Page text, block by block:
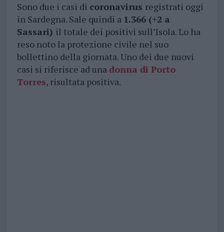
Sono due i casi di coronavirus registrati oggi
in Sardegna. Sale quindi a 1.366 (+2 a
Sassari) il totale dei positivi sull’Isola. Lo ha
reso noto la protezione civile nel suo
bollettino della giornata. Uno dei due nuovi
casi si riferisce ad una donna di Porto
Torres, risultata positiva.